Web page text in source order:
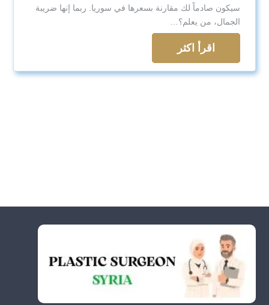
سيكون صادماً لك مقارنة بسعرها في سوريا. ربما إنها ضريبة
الجمال، من يعلم؟…
اقرأ اكثر